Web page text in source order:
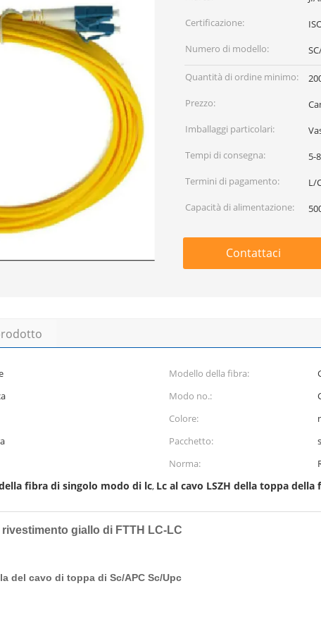
Certificazione:
Numero di modello:
Quantità di ordine minimo:
Prezzo:
Imballaggi particolari:
Tempi di consegna:
5-
Termini di pagamento:
L/
Capacità di alimentazione:
Contattaci
Modello della fibra:
Modo no.:
Colore:
Pacchetto:
Norma:
fibra di singolo modo di lc, Lc al cavo LSZH della toppa della
giallo di FTTH LC-LC
del cavo di toppa di Sc/APC Sc/Upc